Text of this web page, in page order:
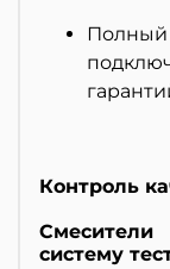
Контроль
систему